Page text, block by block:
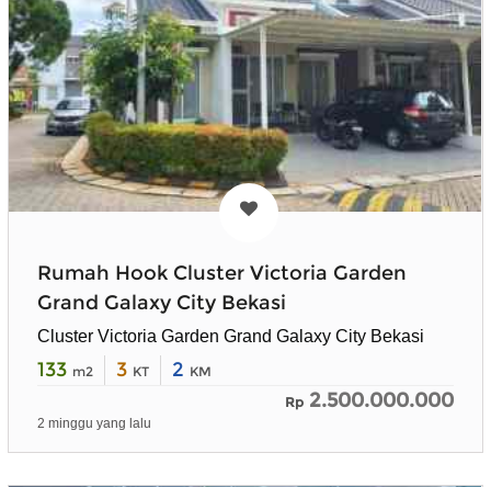
Rumah Hook Cluster Victoria Garden
Grand Galaxy City Bekasi
Cluster Victoria Garden Grand Galaxy City Bekasi
133 m2 3 KT 2 KM
Rp 2.500.000.000
2 minggu yang lalu